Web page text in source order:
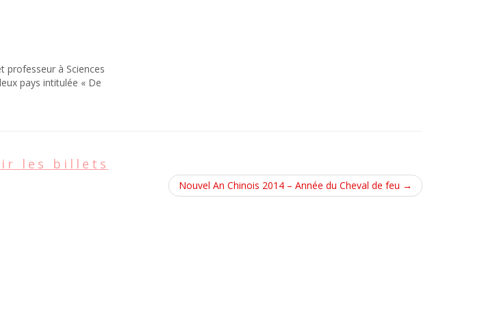
professeur à Sciences
pays intitulée « De
les billets
Nouvel An Chinois 2014 – Année du Cheval de feu →